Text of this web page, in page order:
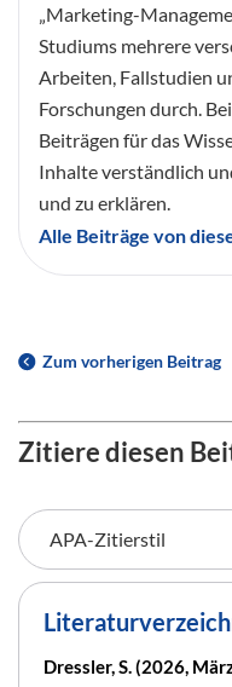
„Marketing-
Studiums mehrere
Arbeiten, Fallstudien
Forschungen durch.
Beiträgen für das
Inhalte verständlich
und zu erklären.
Alle Beiträge von
Zum vorherigen Beitrag
Zitiere diesen
Dressler, S. (2026,